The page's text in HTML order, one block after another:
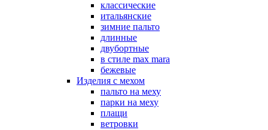
классические
итальянские
зимние пальто
длинные
двубортные
в стиле max mara
бежевые
Изделия с мехом
пальто на меху
парки на меху
плащи
ветровки